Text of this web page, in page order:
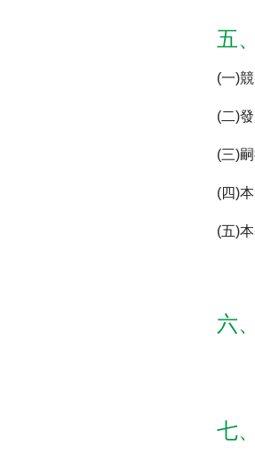
五
(一)
(二)
(三)
(四)
(五)
六
七